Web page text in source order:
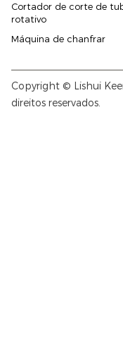
Cortador de corte de
rotativo
Máquina de chanfrar
Copyright © Lishui
direitos reservados.